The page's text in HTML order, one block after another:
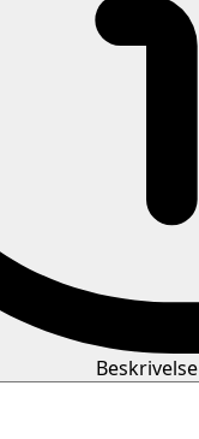
Beskrivelse